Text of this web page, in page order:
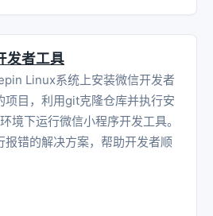
发者工具
Linux系统上安装微信开发者
项目，利用git克隆仓库并执行安
境下运行微信小程序开发工具。
报错的解决方案，帮助开发者顺